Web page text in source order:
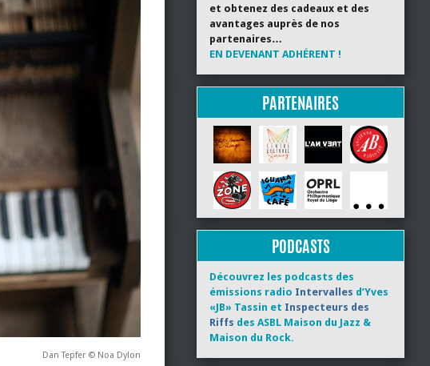
Dan Tepfer © Noa Dylon
et obtenez des cadeaux et des
avantages auprès de nos
partenaires…
EN DEVENANT ADHÉRENT !
PARTENAIRES
PODCASTS
Découvrez les podcasts des
émissions radio Intervalles d’Yves
«JB» Tassin et Inspecteurs des
Riffs des ASBL Maison du Jazz &
Maison du Rock.